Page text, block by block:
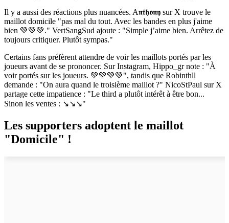
Il y a aussi des réactions plus nuancées. A𝖓𝖙𝖍𝖔𝖓𝖞 sur X trouve le
maillot domicile "pas mal du tout. Avec les bandes en plus j'aime
bien 💚💚💚." VertSangSud ajoute : "Simple j’aime bien. Arrêtez de
toujours critiquer. Plutôt sympas."
Certains fans préfèrent attendre de voir les maillots portés par les
joueurs avant de se prononcer. Sur Instagram, Hippo_gr note : "À
voir portés sur les joueurs. 💚💚💚💚", tandis que Robinthll
demande : "On aura quand le troisième maillot ?" NicoStPaul sur X
partage cette impatience : "Le third a plutôt intérêt à être bon...
Sinon les ventes : ↘️↘️↘️"
Les supporters adoptent le maillot
"Domicile" !